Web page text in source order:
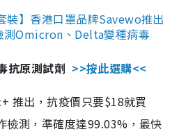
裝】香港口罩品牌Savewo推出
測Omicron、Delta變種病毒
抗原測試劑 >>按此選購<<
推出，抗疫價只要$18就買
檢測，準確度達99.03%，最快